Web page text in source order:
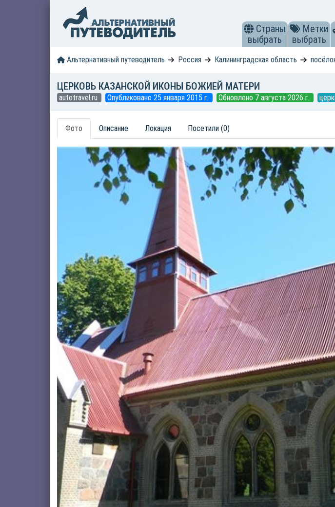
Страны
выбрать
Метки
выбрать
Альтернативный путеводитель Россия Калининградская область
ЦЕРКОВЬ КАЗАНСКОЙ ИКОНЫ БОЖИЕЙ МАТЕРИ
autotravel.ru Опубликовано 25 января 2015 г. Обновлено 7 августа 2026 г.
Фото Описание Локация Посетили (0)